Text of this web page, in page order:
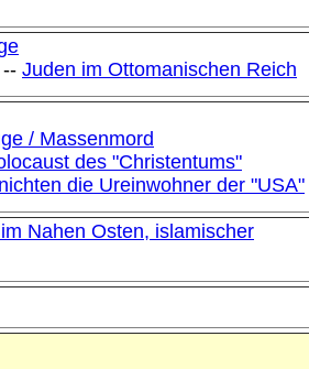
-- Juden im Ottomanischen Reich
/ Massenmord
des "Christentums"
die Ureinwohner der "USA"
Nahen Osten, islamischer